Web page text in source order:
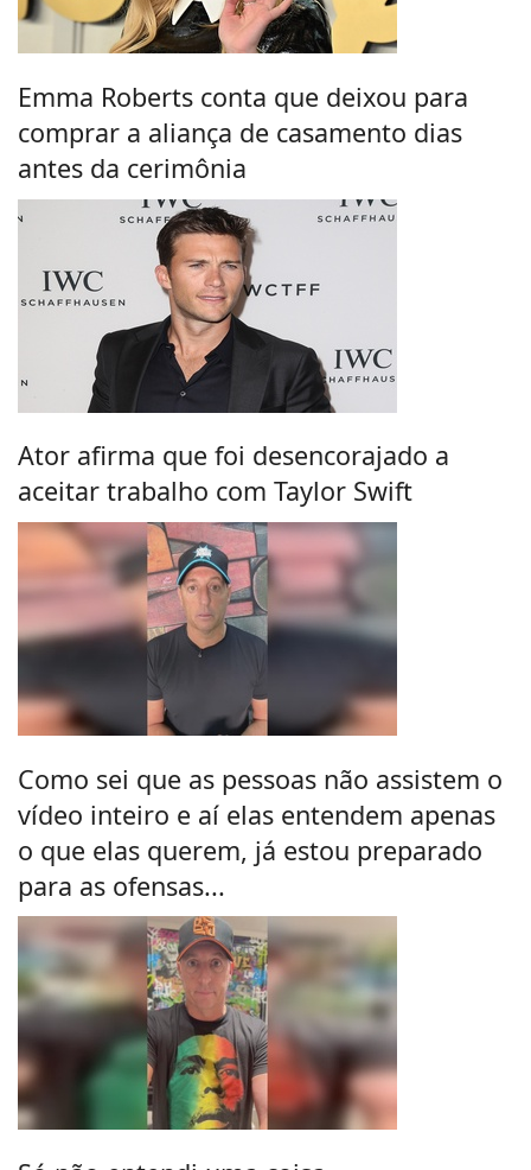
Emma Roberts conta que deixou para
comprar a aliança de casamento dias
antes da cerimônia
Ator afirma que foi desencorajado a
aceitar trabalho com Taylor Swift
Como sei que as pessoas não assistem o
vídeo inteiro e aí elas entendem apenas
o que elas querem, já estou preparado
para as ofensas...